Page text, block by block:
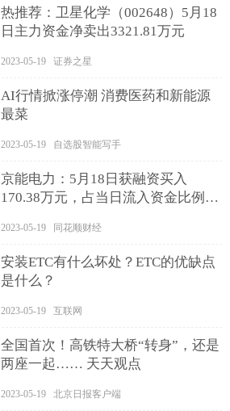
热推荐：卫星化学（002648）5月18
日主力资金净卖出3321.81万元
2023-05-19 证券之星
AI行情掀涨停潮 消费医药和新能源
最菜
2023-05-19 自选股智能写手
京能电力：5月18日获融资买入
170.38万元，占当日流入资金比例
2023-05-19 同花顺财经
安装ETC有什么坏处？ETC的优缺点
是什么？
2023-05-19 互联网
全国首次！高铁特大桥“转身”，还是
两座一起…… 天天观点
2023-05-19 北京日报客户端